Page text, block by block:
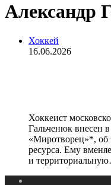
Александр
Хоккей
16.06.2026
Хоккеист
Гальченюк внесен
«Миротворец»*, об
ресурса. Ему
и